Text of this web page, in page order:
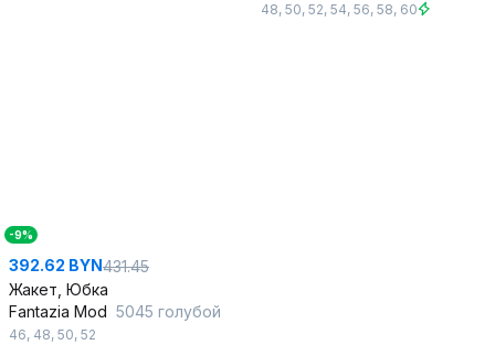
-9%
392.62 BYN431.45
Жакет, Юбка
Fantazia Mod 5045 голубой
46, 48, 50, 52
48, 50, 52, 54, 56, 58, 60